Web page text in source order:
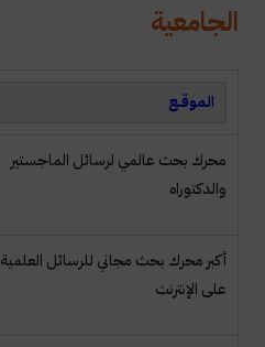
الجامعية
الموقـــع
محرك بحث عالمي لرسائل الماجستير
والدكتوراه
أكبر محرك بحث مجاني للرسائل العلمية
على الإنترنت